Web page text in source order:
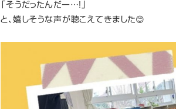
「そうだったんだー…！」
と、嬉しそうな声が聴こえてきました😊